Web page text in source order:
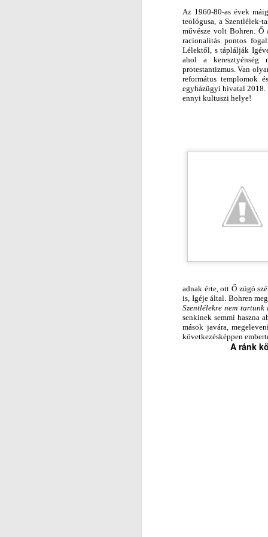
Az 1960-80-as évek
teológusa, a Szentlélek-
művésze volt Bohren. Ő
racionalitás pontos
Lélektől, s táplálják
ahol a keresztyénség
protestantizmus. Van oly
református templomok
egyházügyi hivatal 2018.
ennyi kultuszi helye!
adnak érte, ott Ő zúgó
is, Igéje által. Bohren
Szentlélekre nem tartunk
senkinek semmi haszna
mások javára,
következésképpen
A ránk
a